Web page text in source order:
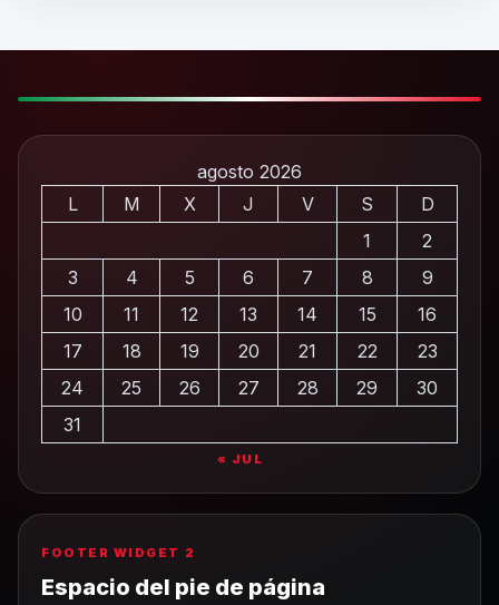
agosto 2026
L
M X J V S
D
1
2
3
4 5 6 7 8
9
10
11 12 13 14 15
16
17
18 19 20 21 22
23
24
25 26 27 28 29
30
31
« JUL
FOOTER WIDGET 2
Espacio del pie de página